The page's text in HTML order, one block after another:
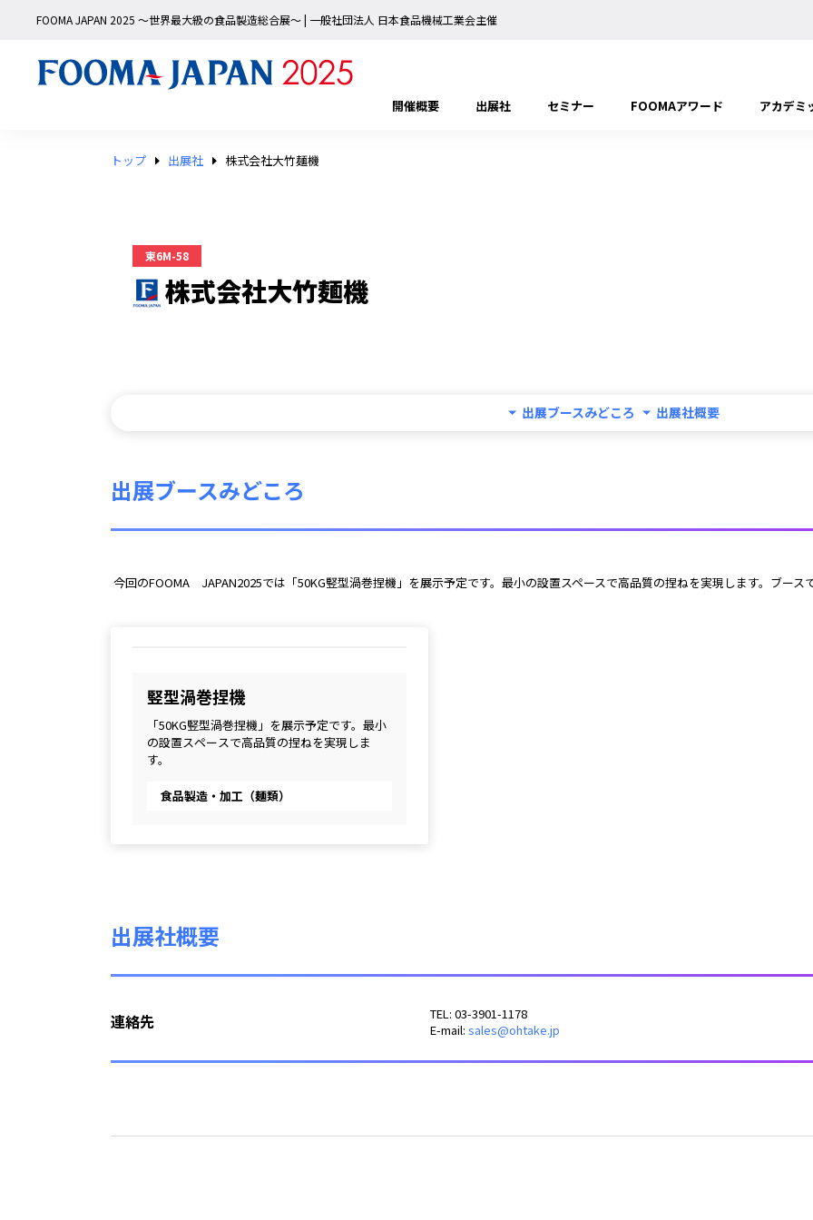
FOOMA JAPAN 2025 〜世界最大級の食品製造総合展〜 | 一般社団法人 日本食品機械工業会主催
開催概要 出展社 セミナー FOOMAアワード アカデミ
トップ 出展社 株式会社大竹麺機
東6M-58
株式会社大竹麺機
出展ブースみどころ 出展社概要
出展ブースみどころ
今回のFOOMA　JAPAN2025では「50KG竪型渦巻捏機」を展示予定です。最小の設置スペースで高品質の捏ねを実現します。ブース
竪型渦巻捏機
「50KG竪型渦巻捏機」を展示予定です。最小
の設置スペースで高品質の捏ねを実現しま
す。
食品製造・加工（麺類）
出展社概要
連絡先
TEL: 03-3901-1178
E-mail: sales@ohtake.jp